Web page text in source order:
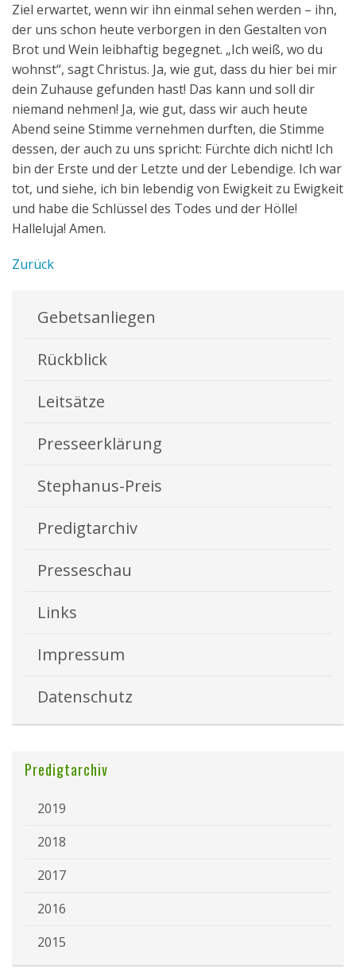
Ziel erwartet, wenn wir ihn einmal sehen werden – ihn,
der uns schon heute verborgen in den Gestalten von
Brot und Wein leibhaftig begegnet. „Ich weiß, wo du
wohnst“, sagt Christus. Ja, wie gut, dass du hier bei mir
dein Zuhause gefunden hast! Das kann und soll dir
niemand nehmen! Ja, wie gut, dass wir auch heute
Abend seine Stimme vernehmen durften, die Stimme
dessen, der auch zu uns spricht: Fürchte dich nicht! Ich
bin der Erste und der Letzte und der Lebendige. Ich war
tot, und siehe, ich bin lebendig von Ewigkeit zu Ewigkeit
und habe die Schlüssel des Todes und der Hölle!
Halleluja! Amen.
Zurück
Gebetsanliegen
Rückblick
Leitsätze
Presseerklärung
Stephanus-Preis
Predigtarchiv
Presseschau
Links
Impressum
Datenschutz
Predigtarchiv
2019
2018
2017
2016
2015